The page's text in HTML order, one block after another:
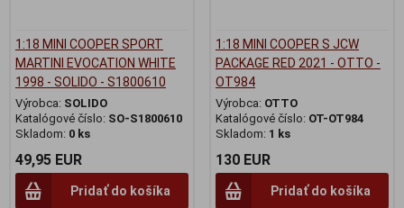
1:18 MINI COOPER SPORT
MARTINI EVOCATION WHITE
1998 - SOLIDO - S1800610
Výrobca: SOLIDO
Katalógové číslo: SO-S1800610
Skladom: 0 ks
49,95 EUR
Pridať do košíka
1:18 MINI COOPER S JCW
PACKAGE RED 2021 - OTTO -
OT984
Výrobca: OTTO
Katalógové číslo: OT-OT984
Skladom: 1 ks
130 EUR
Pridať do košíka